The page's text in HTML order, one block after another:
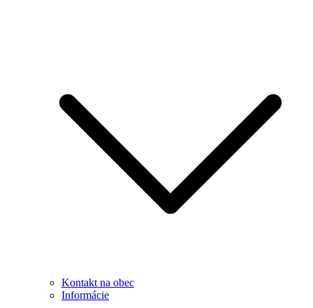
Kontakt na obec
Informácie